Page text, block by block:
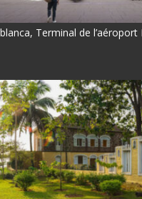
Terminal de